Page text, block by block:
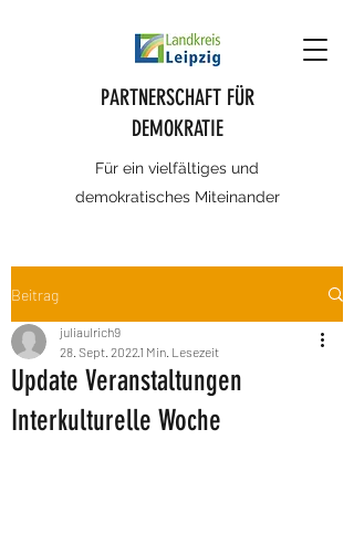
PARTNERSCHAFT FÜR
DEMOKRATIE
Für ein vielfältiges und
demokratisches Miteinander
Beitrag
Update Veranstaltungen
Interkulturelle Woche
juliaulrich9
28. Sept. 20221 Min. Lesezeit